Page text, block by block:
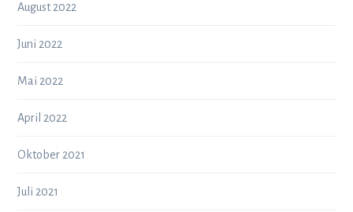
August 2022
Juni 2022
Mai 2022
April 2022
Oktober 2021
Juli 2021